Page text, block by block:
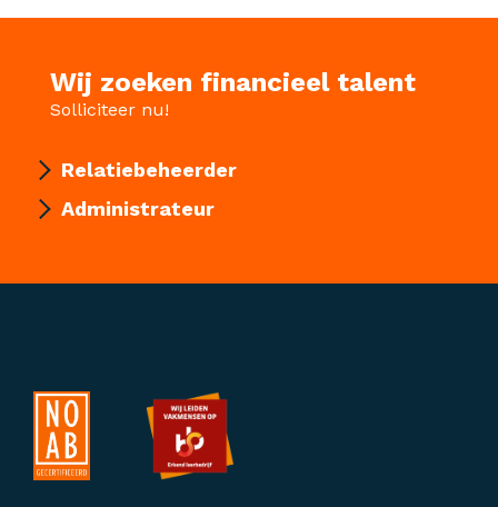
Wij zoeken financieel talent
Solliciteer nu!
Relatiebeheerder
Administrateur